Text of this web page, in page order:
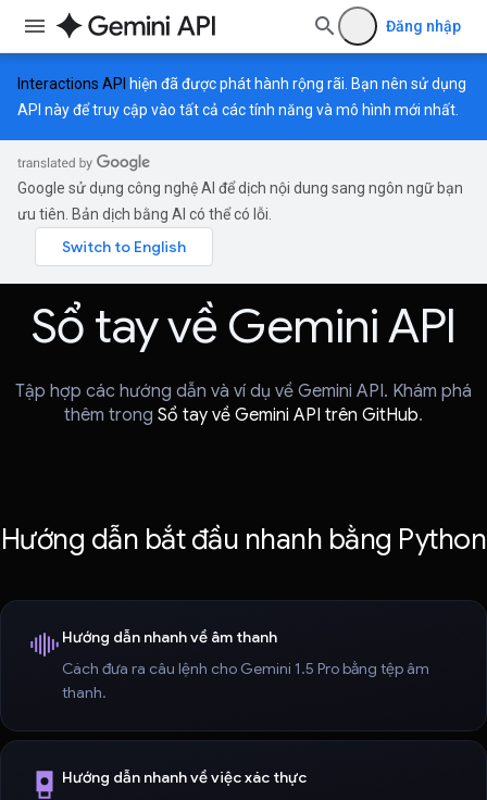
Đăng nhập
Interactions API hiện đã được phát hành rộng rãi. Bạn nên sử dụng
API này để truy cập vào tất cả các tính năng và mô hình mới nhất.
Google sử dụng công nghệ AI để dịch nội dung sang ngôn ngữ bạn
ưu tiên. Bản dịch bằng AI có thể có lỗi.
Sổ tay về Gemini API
Tập hợp các hướng dẫn và ví dụ về Gemini API. Khám phá
thêm trong Sổ tay về Gemini API trên GitHub.
Hướng dẫn bắt đầu nhanh bằng Python
Hướng dẫn nhanh về âm thanh
Cách đưa ra câu lệnh cho Gemini 1.5 Pro bằng tệp âm
thanh.
Hướng dẫn nhanh về việc xác thực